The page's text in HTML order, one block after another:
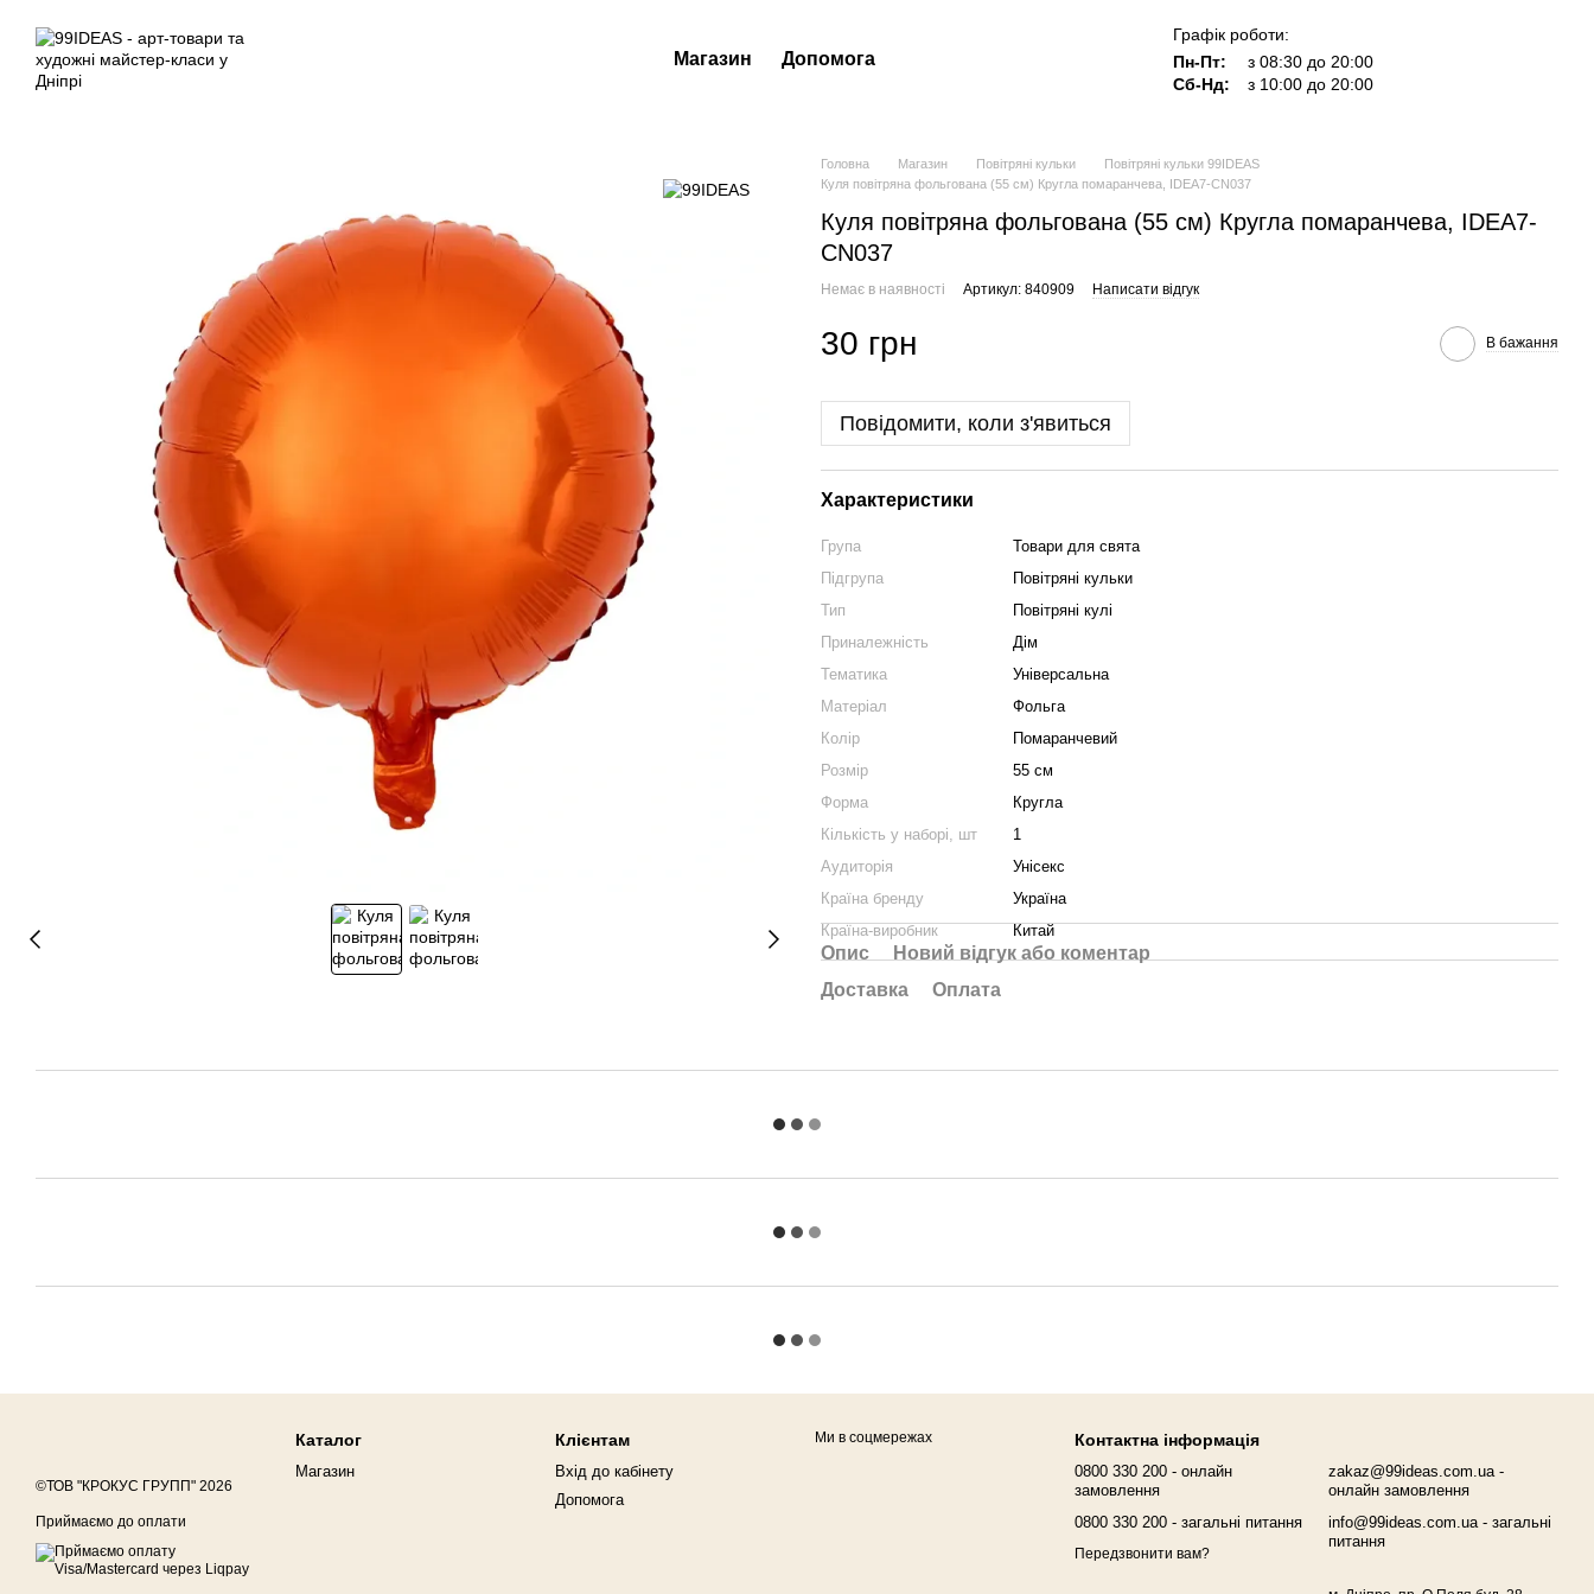
Магазин Допомога
Графік роботи:
Пн-Пт:
з 08:30 до 20:00
Сб-Нд:
з 10:00 до 20:00
Головна Магазин Повітряні кульки
Повітряні кульки 99IDEAS
Куля повітряна фольгована (55 см) Кругла помаранчева, IDEA7-CN037
Куля повітряна фольгована (55 см) Кругла помаранчева, IDEA7-
CN037
Немає в наявності Артикул: 840909 Написати відгук
30 грн В бажання
Повідомити, коли з'явиться
Характеристики
Група
Товари для свята
Підгрупа
Повітряні кульки
Тип
Повітряні кулі
Приналежність
Дім
Тематика
Універсальна
Матеріал
Фольга
Колір
Помаранчевий
Розмір
55 см
Форма
Кругла
Кількість у наборі, шт
1
Аудиторія
Унісекс
Країна бренду
Україна
Країна-виробник
Китай
Опис
Новий відгук або коментар
Доставка
Оплата
©ТОВ "КРОКУС ГРУПП" 2026
Приймаємо до оплати
Каталог
Магазин
Клієнтам
Вхід до кабінету
Допомога
Ми в соцмережах Контактна інформація
0800 330 200 - онлайн
замовлення
0800 330 200 - загальні питання
Передзвонити вам?
zakaz@99ideas.com.ua -
онлайн замовлення
info@99ideas.com.ua - загальні
питання